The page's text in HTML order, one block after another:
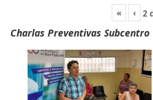
« ‹ 2
Charlas Preventivas